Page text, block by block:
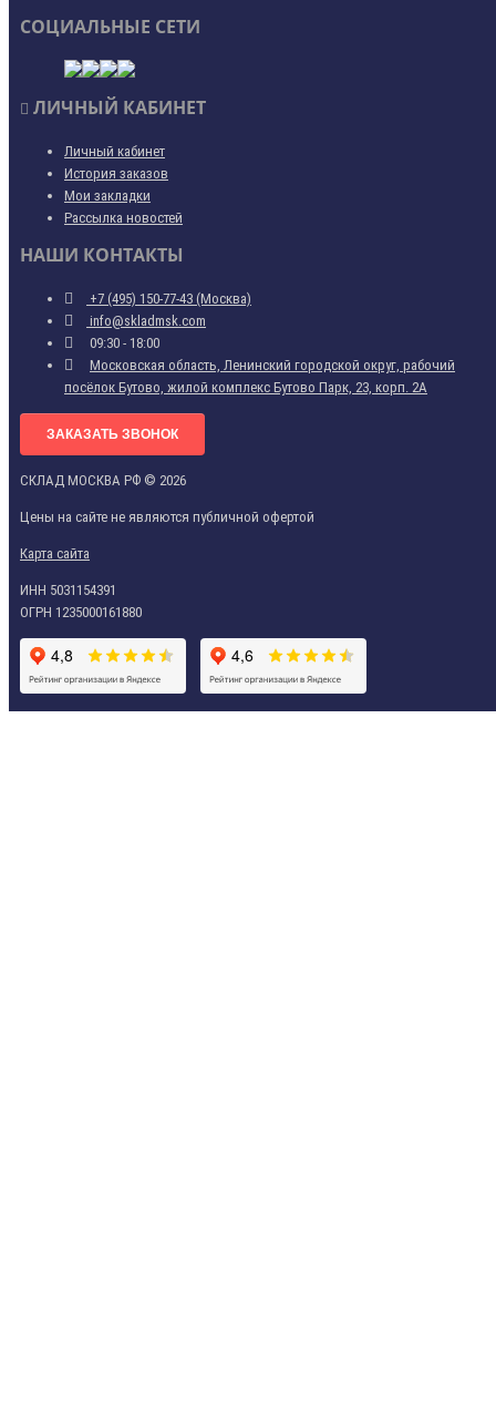
СОЦИАЛЬНЫЕ СЕТИ
ЛИЧНЫЙ КАБИНЕТ
Личный кабинет
История заказов
Мои закладки
Рассылка новостей
НАШИ КОНТАКТЫ
+7 (495) 150-77-43 (Москва)
info@skladmsk.com
09:30 - 18:00
Московская область, Ленинский городской округ, рабочий
посёлок Бутово, жилой комплекс Бутово Парк, 23, корп. 2А
ЗАКАЗАТЬ ЗВОНОК
СКЛАД МОСКВА РФ © 2026
Цены на сайте не являются публичной офертой
Карта сайта
ИНН 5031154391
ОГРН 1235000161880